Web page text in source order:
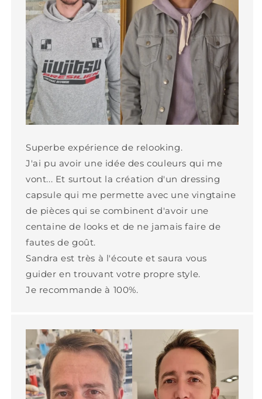
Superbe expérience de relooking.
J'ai pu avoir une idée des couleurs qui me
vont... Et surtout la création d'un dressing
capsule qui me permette avec une vingtaine
de pièces qui se combinent d'avoir une
centaine de looks et de ne jamais faire de
fautes de goût.
Sandra est très à l'écoute et saura vous
guider en trouvant votre propre style.
Je recommande à 100%.